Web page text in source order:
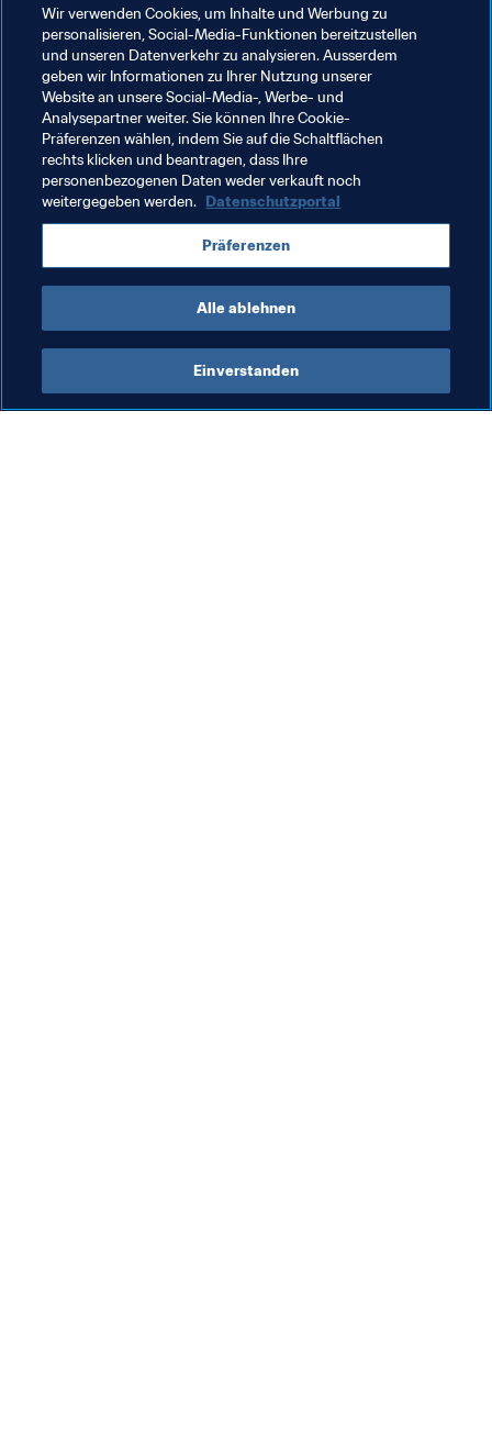
Verwandte Themen
Organisation von Turnieren Organisation
FIFA Fussball-Weltmeisterschaft 2026™ Canada
Concacaf Mexico USA
FIFA Fussball-Weltmeisterschaft
2026™
Wir verwenden Cookies, um Inhalte und Werbung zu
personalisieren, Social-Media-Funktionen bereitzustellen
und unseren Datenverkehr zu analysieren. Ausserdem
geben wir Informationen zu Ihrer Nutzung unserer
Website an unsere Social-Media-, Werbe- und
Analysepartner weiter. Sie können Ihre Cookie-
Präferenzen wählen, indem Sie auf die Schaltflächen
rechts klicken und beantragen, dass Ihre
personenbezogenen Daten weder verkauft noch
weitergegeben werden. Datenschutzportal
Präferenzen
Alle ablehnen
Einverstanden